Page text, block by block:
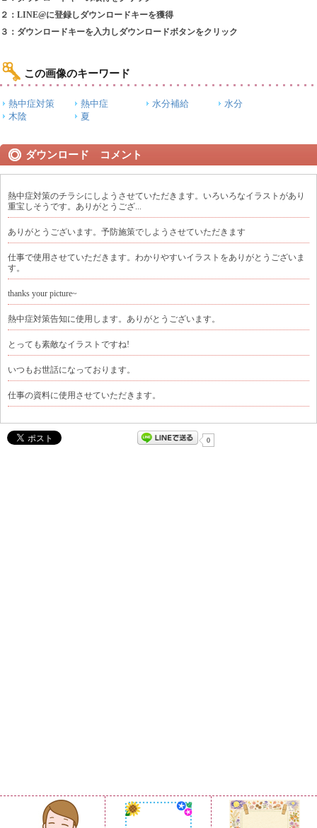
２：LINE@に登録しダウンロードキーを獲得
３：ダウンロードキーを入力しダウンロードボタンをクリック
この画像のキーワード
熱中症対策 熱中症 水分補給
水分
木陰
夏
ダウンロード コメント
熱中症対策のチラシにしようさせていただきます。いろいろなイラストがあり
重宝しそうです。ありがとうござ...
ありがとうございます。予防施策でしようさせていただきます
仕事で使用させていただきます。わかりやすいイラストをありがとうございま
す。
thanks your picture~
熱中症対策告知に使用します。ありがとうございます。
とっても素敵なイラストですね!
いつもお世話になっております。
仕事の資料に使用させていただきます。
0